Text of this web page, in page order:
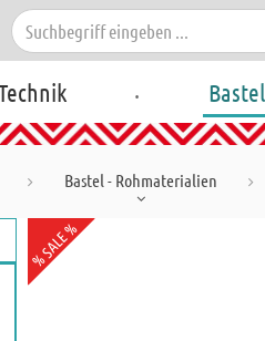
.
Bastel - Rohmaterialien
% SALE %